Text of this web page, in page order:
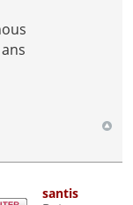
santis